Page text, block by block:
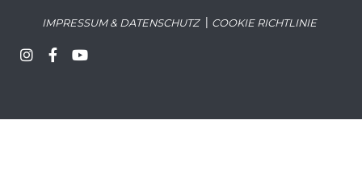
IMPRESSUM & DATENSCHUTZ| COOKIE RICHTLINIE